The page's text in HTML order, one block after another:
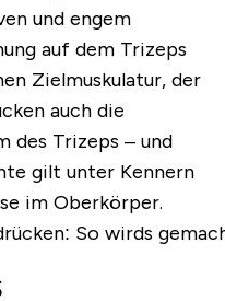
und engem
auf dem Trizeps
Zielmuskulatur, der
auch die
des Trizeps – und
gilt unter Kennern
im Oberkörper.